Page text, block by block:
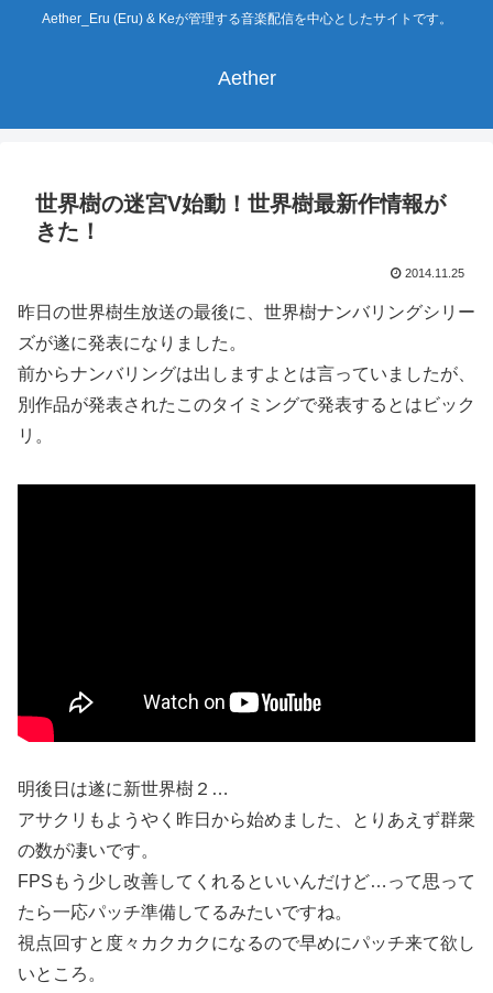
Aether_Eru (Eru) & Keが管理する音楽配信を中心としたサイトです。
Aether
世界樹の迷宮V始動！世界樹最新作情報が
きた！
2014.11.25
昨日の世界樹生放送の最後に、世界樹ナンバリングシリー
ズが遂に発表になりました。
前からナンバリングは出しますよとは言っていましたが、
別作品が発表されたこのタイミングで発表するとはビック
リ。
明後日は遂に新世界樹２…
アサクリもようやく昨日から始めました、とりあえず群衆
の数が凄いです。
FPSもう少し改善してくれるといいんだけど…って思って
たら一応パッチ準備してるみたいですね。
視点回すと度々カクカクになるので早めにパッチ来て欲し
いところ。